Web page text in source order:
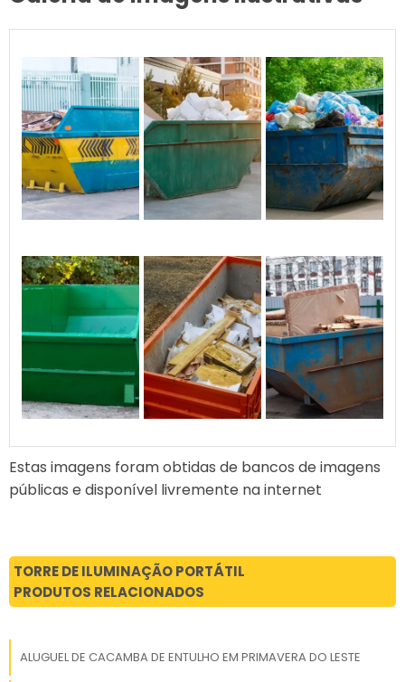
PARA SEUS PROJETOS
Infraestrutura e Desenvolvimento
Urbano
Água Boa é uma cidade em crescimento,
com infraestrutura robusta que suporta novos
empreendimentos. O desenvolvimento
urbano planejado facilita a execução de
projetos de construção, tornando o aluguel de
vantajosa.
Oportunidades de Negócios e
Investimentos
A cidade oferece diversas oportunidades de
negócios e investimentos, especialmente no
setor de construção civil. Com um mercado
estratégico para empreendedores que
buscam expandir suas operações e
maximizar seus retornos.
SOBRE ALUGUEL DE
CAÇAMBA DE ENTULHO EM
ÁGUA BOA
Qual o valor da diária de uma
Estas imagens foram obtidas de bancos de imagens
públicas e disponível livremente na internet
TORRE DE ILUMINAÇÃO PORTÁTIL
PRODUTOS RELACIONADOS
ALUGUEL DE CACAMBA DE ENTULHO EM PRIMAVERA DO LESTE